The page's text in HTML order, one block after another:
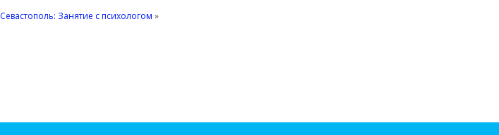
Севастополь: Занятие с психологом »